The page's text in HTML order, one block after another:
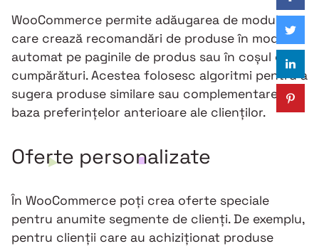
WooCommerce permite adăugarea de module
care crează recomandări de produse în mod
automat pe paginile de produs sau în coșul de
cumpărături. Acestea folosesc algoritmi pentru a
sugera produse similare sau complementare pe
baza preferințelor anterioare ale clienților.
Oferte personalizate
În WooCommerce poți crea oferte speciale
pentru anumite segmente de clienți. De exemplu,
pentru clienții care au achiziționat produse